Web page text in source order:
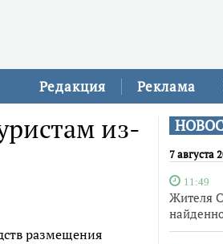
Редакция Реклама
7 августа
11:49
Жителя
из-
размещения